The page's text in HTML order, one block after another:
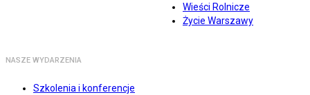
Wieści Rolnicze
Życie Warszawy
NASZE WYDARZENIA
Szkolenia i konferencje